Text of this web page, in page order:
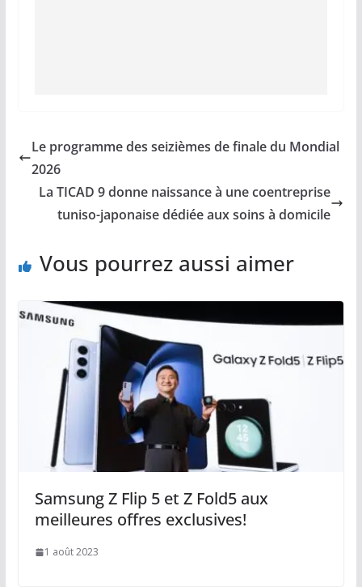
Le programme des seizièmes de finale du Mondial
2026
La TICAD 9 donne naissance à une coentreprise
tuniso-japonaise dédiée aux soins à domicile
Vous pourrez aussi aimer
Samsung Z Flip 5 et Z Fold5 aux
meilleures offres exclusives!
1 août 2023